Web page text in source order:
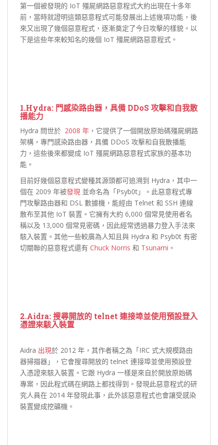
第一個被發現的 IoT 殭屍網路惡意程式大約出現在十多年
前，當時就證明這類惡意程式可能發展出上述幾項功能，後
來又出現了幾個惡意程式，逐漸奠定了今日攻擊的樣貌。以
下是這些年來較知名的幾個 IoT 殭屍網路惡意程式。
1.Hydra: 門感染路由器，具備 DDoS 攻擊和自我散
播能力
Hydra 問世於 2008 年 ，它提供了一個開放原始碼殭屍網路
架構，專門感染路由器，具備 DDoS 攻擊和自我散播能
力，這些後來都變成 IoT 殭屍網路惡意程式家族的基本功
能。
目前好幾個惡意程式變種其源頭都可追溯到 Hydra，其中一
個在 2009 年被發現 並命名為「Psyb0t」。此惡意程式專
門攻擊路由器和 DSL 數據機，能經由 Telnet 和 SSH 連線
散布至其他 IoT 裝置。它擁有大約 6,000 個常見使用者名
稱以及 13,000 個常見密碼，因此經常透過暴力登入手法來
駭入裝置。其他一些較廣為人知且與 Hydra 和 Psyb0t 有密
切關聯的惡意程式還有 Chuck Norris 和 Tsunami 。
2.Aidra:搜尋開放的 telnet 連接埠並使用預設登入
憑證來駭入裝置
Aidra 出現於 2012 年，其作者稱之為「IRC 式大規模路由
器掃描器」，它會搜尋開放的 telnet 連接埠並使用預設登
入憑證來駭入裝置。它跟 Hydra 一樣是來自於開放原始碼
專案，因此程式碼在網路上都找得到。發現此惡意程式的研
究人員在 2014 年發現此事，此外該惡意程式也會讓受感染
裝置變成挖礦機。